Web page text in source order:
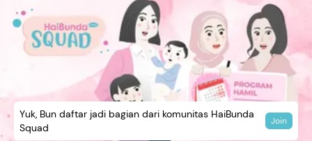
Yuk, Bun daftar jadi bagian dari komunitas HaiBunda
Squad
Join